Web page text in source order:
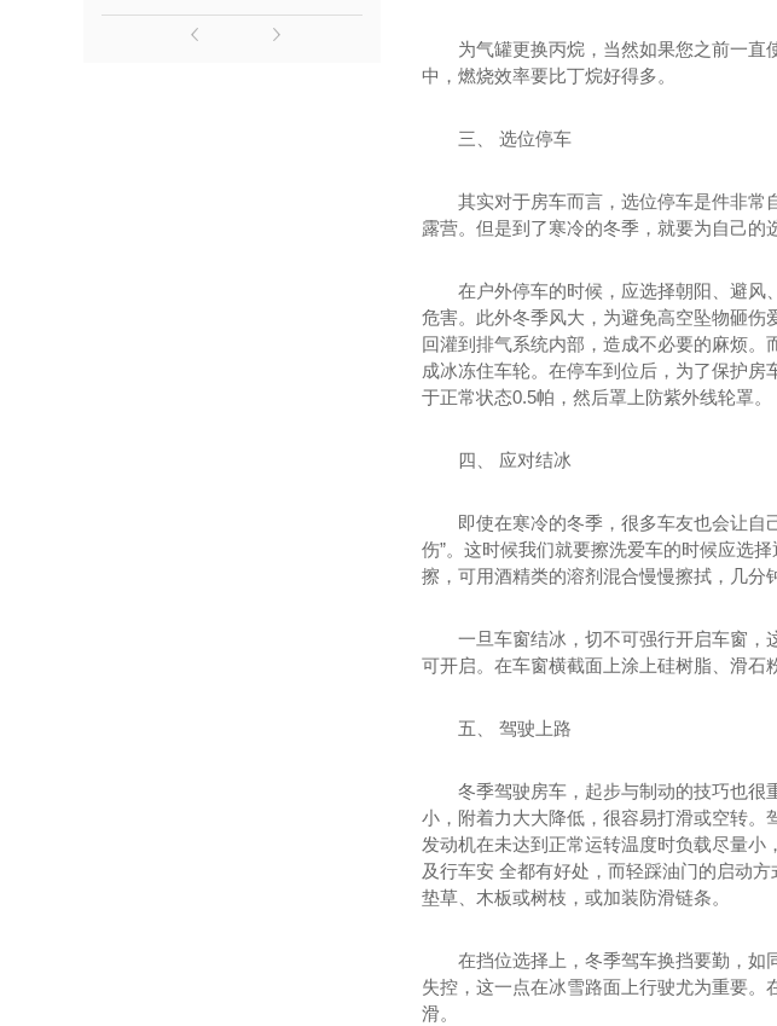
为气罐更换丙烷，当然如果您之前一
中，燃烧效率要比丁烷好得多。
三、 选位停车
其实对于房车而言，选位停车是件非常
露营。但是到了寒冷的冬季，就要为自己的
在户外停车的时候，应选择朝阳、避风
危害。此外冬季风大，为避免高空坠物砸伤
回灌到排气系统内部，造成不必要的麻烦
成冰冻住车轮。在停车到位后，为了保护
于正常状态0.5帕，然后罩上防紫外线轮罩。
四、 应对结冰
即使在寒冷的冬季，很多车友也会让自
伤”。这时候我们就要擦洗爱车的时候应选
擦，可用酒精类的溶剂混合慢慢擦拭，几分
一旦车窗结冰，切不可强行开启车窗，
可开启。在车窗横截面上涂上硅树脂、滑石
五、 驾驶上路
冬季驾驶房车，起步与制动的技巧也很
小，附着力大大降低，很容易打滑或空转。
发动机在未达到正常运转温度时负载尽量
及行车安 全都有好处，而轻踩油门的启动
垫草、木板或树枝，或加装防滑链条。
在挡位选择上，冬季驾车换挡要勤，如
失控，这一点在冰雪路面上行驶尤为重要
滑。